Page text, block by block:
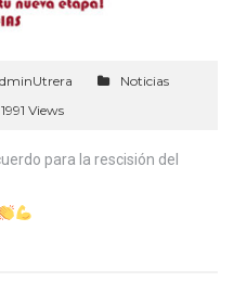
Noticias
1991 Views
para la rescisión del